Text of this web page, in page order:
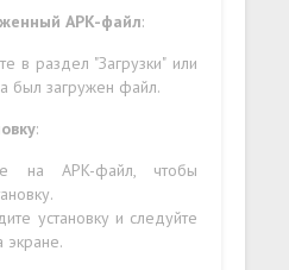
APK-файл:
в раздел "Загрузки" или
был загружен файл.
:
на APK-файл, чтобы
установку и следуйте
экране.